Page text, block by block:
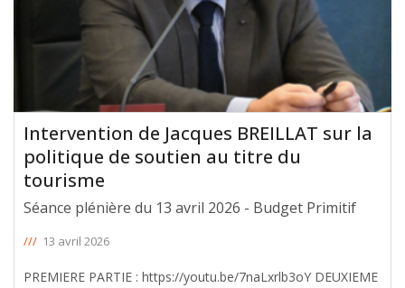
Intervention de Jacques BREILLAT sur la
politique de soutien au titre du
tourisme
Séance plénière du 13 avril 2026 - Budget Primitif
/// 13 avril 2026
PREMIERE PARTIE : https://youtu.be/7naLxrlb3oY DEUXIEME